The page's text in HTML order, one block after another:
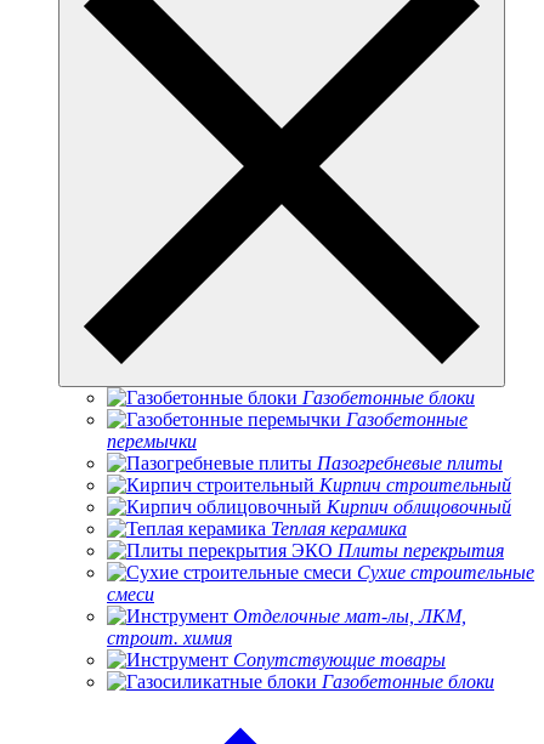
Газобетонные блоки
Газобетонные
перемычки
Пазогребневые плиты
Кирпич строительный
Кирпич облицовочный
Теплая керамика
Плиты перекрытия
Сухие строительные
смеси
Отделочные мат-лы, ЛКМ,
строит. химия
Сопутствующие товары
Газобетонные блоки